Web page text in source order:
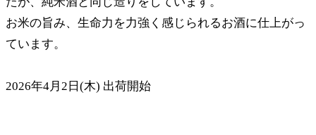
お米の旨み、生命力を力強く感じられるお酒に仕上がっ
ています。
2026年4月2日(木) 出荷開始